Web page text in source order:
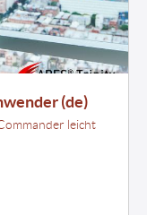
(de)
leicht